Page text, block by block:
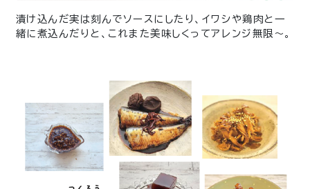
漬け込んだ実は刻んでソースにしたり、イワシや鶏肉と一
緒に煮込んだりと、これまた美味しくってアレンジ無限～。